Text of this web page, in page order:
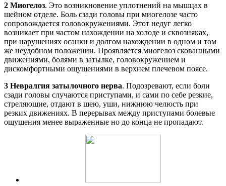
2 Миогелоз. Это возникновение уплотнений на мышцах в
шейном отделе. Боль сзади головы при миогелозе часто
сопровождается головокружениями. Этот недуг легко
возникает при частом нахождении на холоде и сквозняках,
при нарушениях осанки и долгом нахождении в одном и том
же неудобном положении. Проявляется миогелоз скованными
движениями, болями в затылке, головокружением и
дискомфортными ощущениями в верхнем плечевом поясе.
3 Невралгия затылочного нерва. Подозревают, если боли
сзади головы случаются приступами, и сами по себе резкие,
стреляющие, отдают в шею, уши, нижнюю челюсть при
резких движениях. В перерывах между приступами болевые
ощущения менее выраженные но до конца не пропадают.